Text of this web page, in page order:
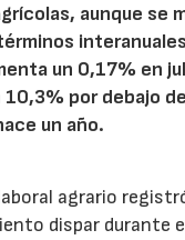
aunque se
un 0,17% en
por debajo
un año.
agrario
dispar durante